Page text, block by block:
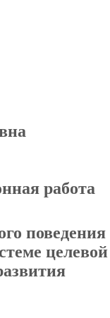
работа
поведения
целевой